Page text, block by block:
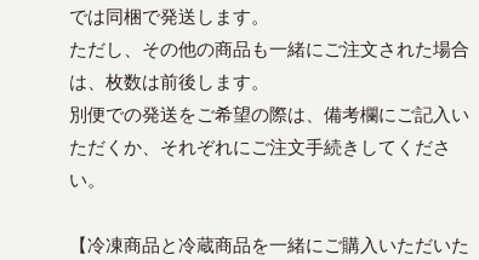
では同梱で発送します。
ただし、その他の商品も一緒にご注文された場合
は、枚数は前後します。
別便での発送をご希望の際は、備考欄にご記入い
ただくか、それぞれにご注文手続きしてくださ
い。
【冷凍商品と冷蔵商品を一緒にご購入いただいた